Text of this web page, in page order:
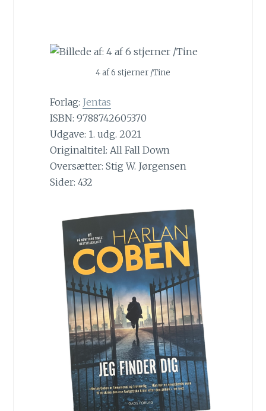
4 af 6 stjerner /Tine
Forlag: Jentas
ISBN: 9788742605370
Udgave: 1. udg. 2021
Originaltitel: All Fall Down
Oversætter: Stig W. Jørgensen
Sider: 432